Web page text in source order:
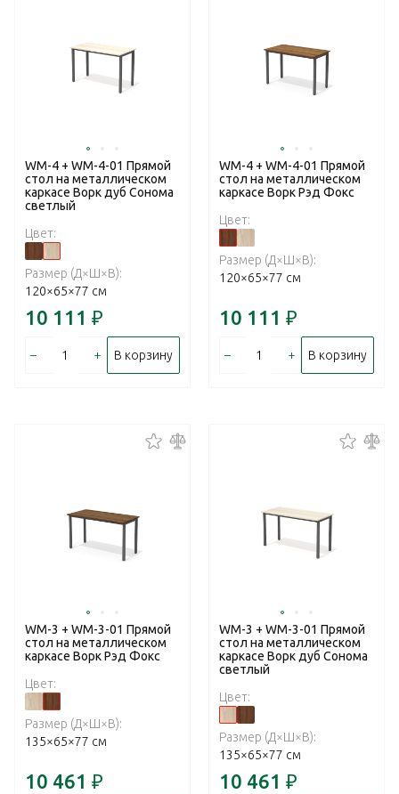
WM-4 + WM-4-01 Прямой
стол на металлическом
каркасе Ворк дуб Сонома
светлый
Цвет:
Размер (Д×Ш×В):
120×65×77 см
10 111 ₽
– + В корзину
WM-4 + WM-4-01 Прямой
стол на металлическом
каркасе Ворк Рэд Фокс
Цвет:
Размер (Д×Ш×В):
120×65×77 см
10 111 ₽
– + В корзину
WM-3 + WM-3-01 Прямой
стол на металлическом
каркасе Ворк Рэд Фокс
Цвет:
Размер (Д×Ш×В):
135×65×77 см
10 461 ₽
WM-3 + WM-3-01 Прямой
стол на металлическом
каркасе Ворк дуб Сонома
светлый
Цвет:
Размер (Д×Ш×В):
135×65×77 см
10 461 ₽